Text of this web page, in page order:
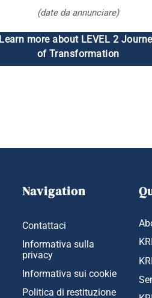
(date da annunciare)
Learn more about LEVEL 2
of Transformation
Navigation
Contattaci
Informativa sulla
privacy
Informativa sui cookie
Politica di restituzione